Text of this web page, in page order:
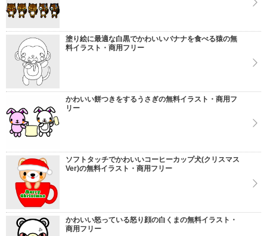
塗り絵に最適な白黒でかわいいバナナを食べる猿の無
料イラスト・商用フリー
かわいい餅つきをするうさぎの無料イラスト・商用フ
リー
ソフトタッチでかわいいコーヒーカップ犬(クリスマス
Ver)の無料イラスト・商用フリー
かわいい怒っている怒り顔の白くまの無料イラスト・
商用フリー